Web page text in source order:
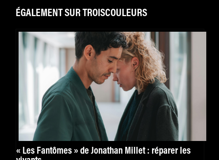
ÉGALEMENT SUR TROISCOULEURS
« Les Fantômes » de Jonathan Millet : réparer les